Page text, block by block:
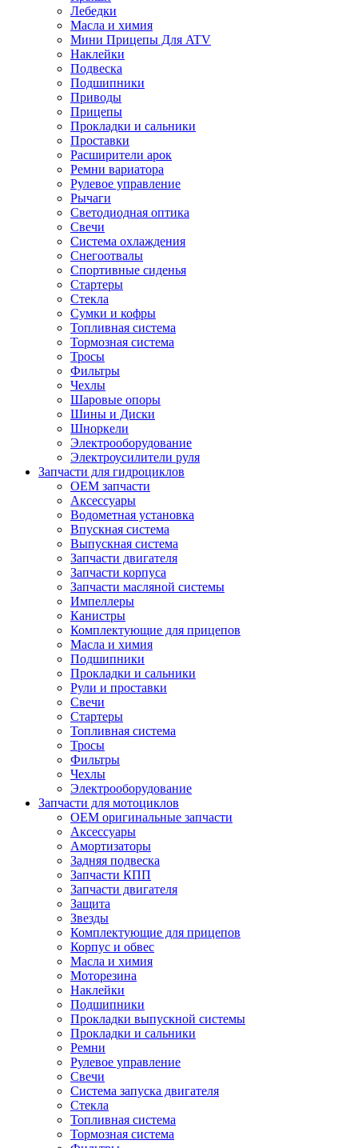
Лебедки
Масла и химия
Мини Прицепы Для ATV
Наклейки
Подвеска
Подшипники
Приводы
Прицепы
Прокладки и сальники
Проставки
Расширители арок
Ремни вариатора
Рулевое управление
Рычаги
Светодиодная оптика
Свечи
Система охлаждения
Снегоотвалы
Спортивные сиденья
Стартеры
Стекла
Сумки и кофры
Топливная система
Тормозная система
Тросы
Фильтры
Чехлы
Шаровые опоры
Шины и Диски
Шноркели
Электрооборудование
Электроусилители руля
Запчасти для гидроциклов
OEM запчасти
Аксессуары
Водометная установка
Впускная система
Выпускная система
Запчасти двигателя
Запчасти корпуса
Запчасти масляной системы
Импеллеры
Канистры
Комплектующие для прицепов
Масла и химия
Подшипники
Прокладки и сальники
Рули и проставки
Свечи
Стартеры
Топливная система
Тросы
Фильтры
Чехлы
Электрооборудование
Запчасти для мотоциклов
OEM оригинальные запчасти
Аксессуары
Амортизаторы
Задняя подвеска
Запчасти КПП
Запчасти двигателя
Защита
Звезды
Комплектующие для прицепов
Корпус и обвес
Масла и химия
Моторезина
Наклейки
Подшипники
Прокладки выпускной системы
Прокладки и сальники
Ремни
Рулевое управление
Свечи
Система запуска двигателя
Стекла
Топливная система
Тормозная система